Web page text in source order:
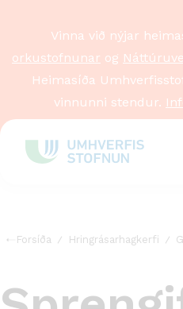
Vinna við nýjar
orkustofnunar og
Heimasíða
vinnunni stendur.
Forsíða Hringrásarhagkerfi